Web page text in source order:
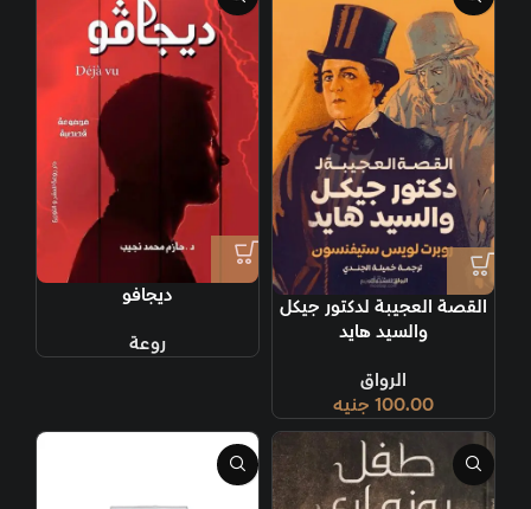
القصة العجيبة لدكتور جيكل
والسيد هايد
الرواق
100.00 جنيه
ديجافو
روعة